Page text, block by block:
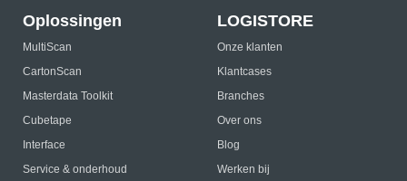
Oplossingen
MultiScan
CartonScan
Masterdata Toolkit
Cubetape
Interface
Service & onderhoud
LOGISTORE
Onze klanten
Klantcases
Branches
Over ons
Blog
Werken bij